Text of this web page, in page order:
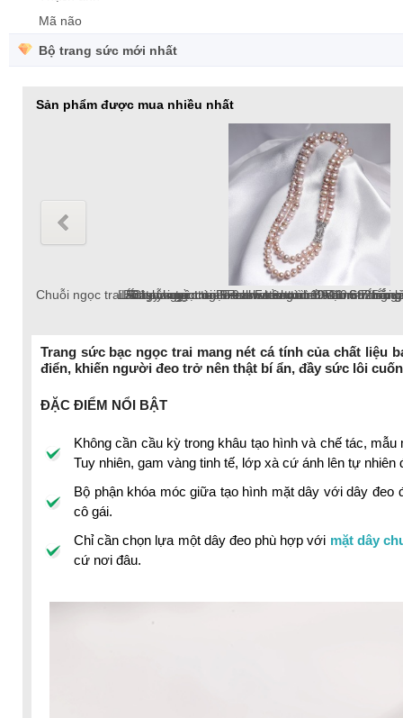
Mã não
Bộ trang sức mới nhất
Sản phẩm được mua nhiều nhất
Lắc tay ngọc trai Freshwater tròn 10-11mm trắng
Lắc tay ngọc trai Freshwater tròn 6-7mm trắng
Dây chuyền ngọc trai Freshwater tròn 6-7mm
chuỗi ngọc trai Freshwater 18k, ngọc trai tròn
Bông tai ngọc trai thật 8-9mm
Lắc tay ngọc trai tròn 10-12mm
Chuỗi ngọc trai Freshwater tròn 5-
Trang sức bạc ngọc trai mang nét cá tính của chất liệu
điển, khiến người đeo trở nên thật bí ẩn, đầy sức lôi
ĐẶC ĐIỂM NỔI BẬT
Không cần cầu kỳ trong khâu tạo hình và chế tác,
Tuy nhiên, gam vàng tinh tế, lớp xà cứ ánh lên tự
Bộ phận khóa móc giữa tạo hình mặt dây với dây
cô gái.
Chỉ cần chọn lựa một dây đeo phù hợp với mặt dây
cứ nơi đâu.